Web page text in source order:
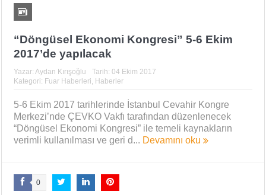
“Döngüsel Ekonomi Kongresi” 5-6 Ekim
2017’de yapılacak
Yazar: Aydan Kırışoğlu Tarih: 04 Ekim 2017
Kategori: Fuar Haberleri, Haberler
5-6 Ekim 2017 tarihlerinde İstanbul Cevahir Kongre
Merkezi’nde ÇEVKO Vakfı tarafından düzenlenecek
“Döngüsel Ekonomi Kongresi” ile temeli kaynakların
verimli kullanılması ve geri d... Devamını oku
0